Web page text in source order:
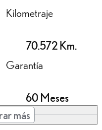
Kilometraje
70.572 Km.
Garantía
60 Meses
más